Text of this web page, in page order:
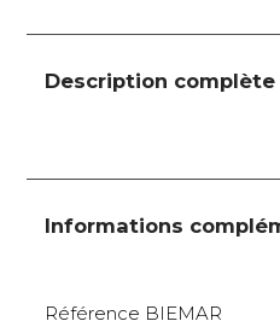
Description complète
Informations
Référence BIEMAR